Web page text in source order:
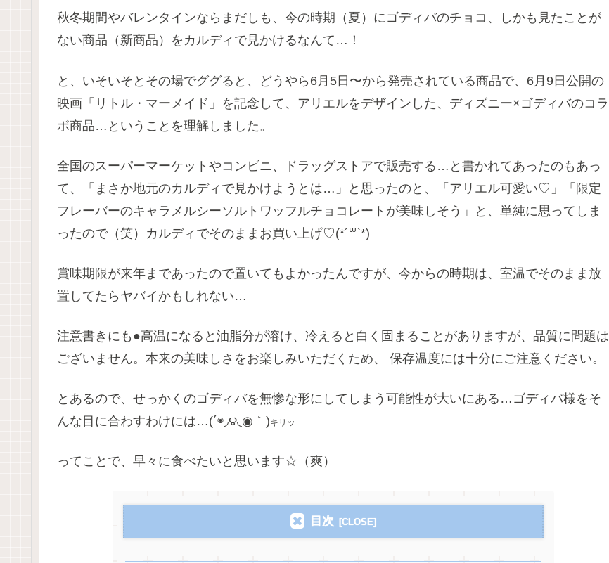
秋冬期間やバレンタインならまだしも、今の時期（夏）にゴディバのチョコ、しかも見たことが
ない商品（新商品）をカルディで見かけるなんて…！
と、いそいそとその場でググると、どうやら6月5日〜から発売されている商品で、6月9日公開の
映画「リトル・マーメイド」を記念して、アリエルをデザインした、ディズニー×ゴディバのコラ
ボ商品…ということを理解しました。
全国のスーパーマーケットやコンビニ、ドラッグストアで販売する…と書かれてあったのもあっ
て、「まさか地元のカルディで見かけようとは…」と思ったのと、「アリエル可愛い♡」「限定
フレーバーのキャラメルシーソルトワッフルチョコレートが美味しそう」と、単純に思ってしま
ったので（笑）カルディでそのままお買い上げ♡(*´꒳`*)
賞味期限が来年まであったので置いてもよかったんですが、今からの時期は、室温でそのまま放
置してたらヤバイかもしれない…
注意書きにも●高温になると油脂分が溶け、冷えると白く固まることがありますが、品質に問題は
ございません。本来の美味しさをお楽しみいただくため、 保存温度には十分にご注意ください。
とあるので、せっかくのゴディバを無惨な形にしてしまう可能性が大いにある…ゴディバ様をそ
んな目に合わすわけには…(΄◉◞౪◟◉｀)キリッ
ってことで、早々に食べたいと思います☆（爽）
目次